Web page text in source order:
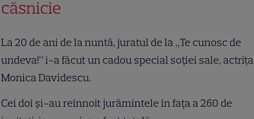
căsnicie
La 20 de ani de la nuntă, juratul de la „Te cunosc de
undeva!” i-a făcut un cadou special soției sale, actrița
Monica Davidescu.
Cei doi și-au reînnoit jurămintele în fața a 260 de